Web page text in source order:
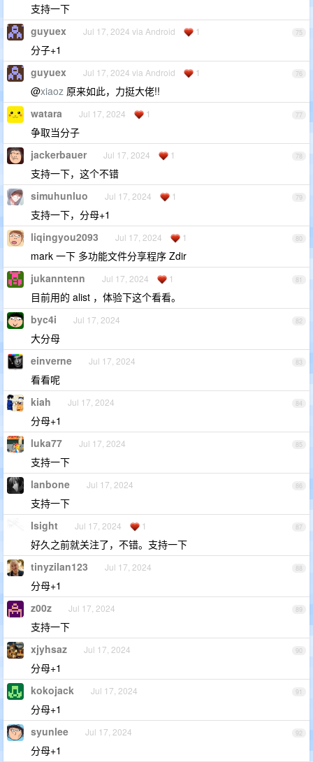
支持一下
75
guyuex Jul 17, 2024 via Android 1
分子+1
76
guyuex Jul 17, 2024 via Android 1
@xiaoz 原来如此，力挺大佬!!
77
watara Jul 17, 2024 1
争取当分子
78
jackerbauer Jul 17, 2024 1
支持一下，这个不错
79
simuhunluo Jul 17, 2024 1
支持一下，分母+1
80
liqingyou2093 Jul 17, 2024 1
mark 一下 多功能文件分享程序 Zdir
81
jukanntenn Jul 17, 2024 1
目前用的 alist ，体验下这个看看。
82
byc4i Jul 17, 2024
大分母
83
einverne Jul 17, 2024
看看呢
84
kiah Jul 17, 2024
分母+1
85
luka77 Jul 17, 2024
支持一下
86
lanbone Jul 17, 2024
支持一下
87
Isight Jul 17, 2024 1
好久之前就关注了，不错。支持一下
88
tinyzilan123 Jul 17, 2024
分母+1
89
z00z Jul 17, 2024
支持一下
90
xjyhsaz Jul 17, 2024
分母+1
91
kokojack Jul 17, 2024
分母+1
92
syunlee Jul 17, 2024
分母+1